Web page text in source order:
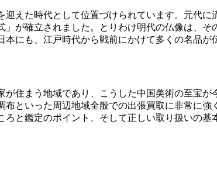
えた時代として位置づけられています。元代
が確立されました。とりわけ明代の仏像は、
にも、江戸時代から戦前にかけて多くの名品が
住まう地域であり、こうした中国美術の至宝が
といった周辺地域全般での出張買取に非常に
と鑑定のポイント、そして正しい取り扱いの